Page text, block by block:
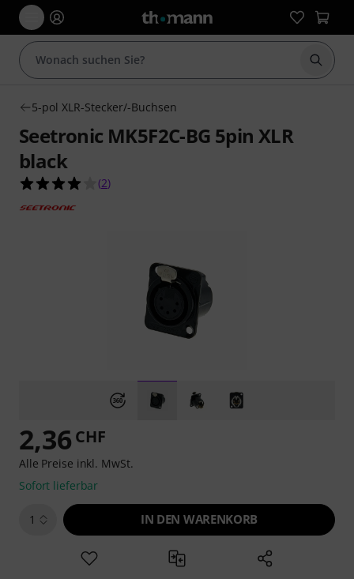
Suche
5-pol XLR-Stecker/-Buchsen
Seetronic MK5F2C-BG 5pin XLR
black
4.0 von 5 Sternen aus 2 Kundenbewertungen
(2)
2,36 CHF
Alle Preise inkl. MwSt.
Sofort lieferbar
1 IN DEN WARENKORB